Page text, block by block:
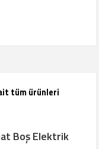
tüm ürünleri
Boş Elektrik